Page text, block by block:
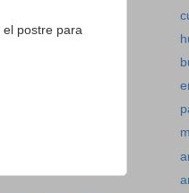
postre para